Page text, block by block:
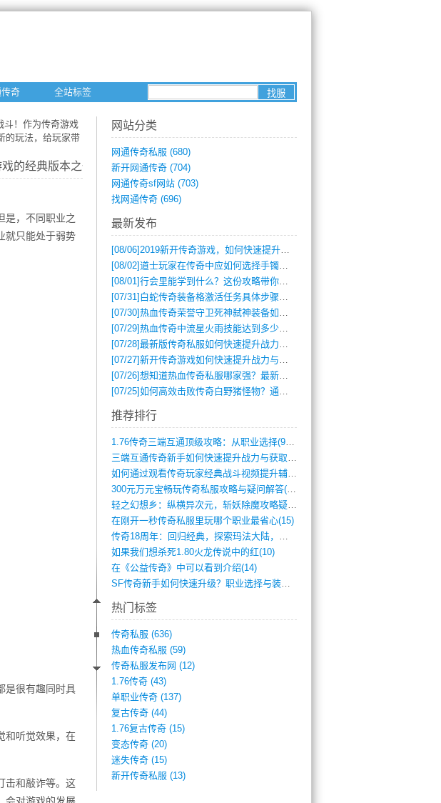
奇 全站标签
斗！作为传奇游戏
的玩法，给玩家带
的经典版本之一，1.95版本单职业传奇重新开启，继承了经典传奇玩法，同时也更
是，不同职业之
就只能处于弱势
是很有趣同时具
和听觉效果，在
击和敲诈等。这
网站分类
网通传奇私服 (680)
新开网通传奇 (704)
网通传奇sf网站 (703)
找网通传奇 (696)
最新发布
[08/06]2019新开传奇游戏，如何快速提升角色等级？
[08/02]道士玩家在传奇中应如何选择手镯装备？
[08/01]行会里能学到什么？这份攻略带你全掌握
[07/31] 白蛇传奇装备格激活任务具体步骤是什么？如何完成？
[07/30]热血传奇荣誉守卫死神弑神装备如何获取与佩戴攻略？
[07/29]热血传奇中流星火雨技能达到多少级可以开始练装备？
[07/28]最新版传奇私服如何快速提升战力与获取稀有装备？
[07/27]新开传奇游戏如何快速提升战力与获取稀有装备？
[07/26]想知道热血传奇私服哪家强？最新排行榜攻略全解析
[07/25]如何高效击败传奇白野猪怪物？通关技巧全解析
推荐排行
1.76传奇三端互通顶级攻略：从职业选择(972)
三端互通传奇新手如何快速提升战力与获取稀(379)
如何通过观看传奇玩家经典战斗视频提升辅助(661)
300元万元宝畅玩传奇私服攻略与疑问解答(828)
轻之幻想乡：纵横异次元，斩妖除魔攻略疑云(404)
在刚开一秒传奇私服里玩哪个职业最省心(15)
传奇18周年：回归经典，探索玛法大陆，寻(798)
如果我们想杀死1.80火龙传说中的红(10)
在《公益传奇》中可以看到介绍(14)
SF传奇新手如何快速升级？职业选择与装备(711)
热门标签
传奇私服 (636)
热血传奇私服 (59)
传奇私服发布网 (12)
1.76传奇 (43)
单职业传奇 (137)
复古传奇 (44)
1.76复古传奇 (15)
变态传奇 (20)
迷失传奇 (15)
新开传奇私服 (13)